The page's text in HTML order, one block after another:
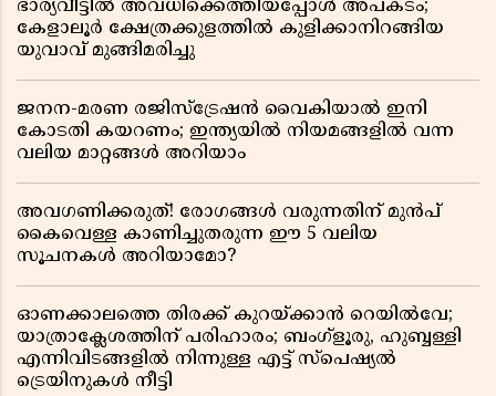
ഭാര്യവീട്ടിൽ അവധിക്കെത്തിയപ്പോൾ അപകടം;
കേളാലൂർ ക്ഷേത്രക്കുളത്തിൽ കുളിക്കാനിറങ്ങിയ
യുവാവ് മുങ്ങിമരിച്ചു
ജനന-മരണ രജിസ്ട്രേഷൻ വൈകിയാൽ ഇനി
കോടതി കയറണം; ഇന്ത്യയിൽ നിയമങ്ങളിൽ വന്ന
വലിയ മാറ്റങ്ങൾ അറിയാം
അവഗണിക്കരുത്! രോഗങ്ങൾ വരുന്നതിന് മുൻപ്
കൈവെള്ള കാണിച്ചുതരുന്ന ഈ 5 വലിയ
സൂചനകൾ അറിയാമോ?
ഓണക്കാലത്തെ തിരക്ക് കുറയ്ക്കാൻ റെയിൽവേ;
യാത്രാക്ലേശത്തിന് പരിഹാരം; ബംഗ്ളൂരു, ഹുബ്ബള്ളി
എന്നിവിടങ്ങളിൽ നിന്നുള്ള എട്ട് സ്പെഷ്യൽ
ട്രെയിനുകൾ നീട്ടി